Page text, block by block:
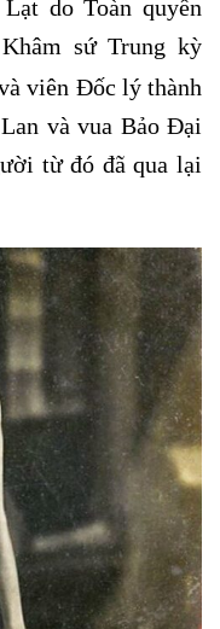
do Toàn quyền
sứ Trung kỳ
viên Đốc lý thành
và vua Bảo Đại
từ đó đã qua lại